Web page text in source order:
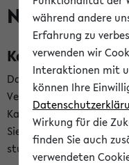
Newsfeeds
Das eKVV bietet Ihnen
Veranstaltungstermine
Kalenderanwendungen
Sie einen gemeinsamen
studienbezogenen
während andere
Erfahrung zu
verwenden wir
Interaktionen mit
können Ihre
Wirkung für die
finden Sie auch
verwendeten